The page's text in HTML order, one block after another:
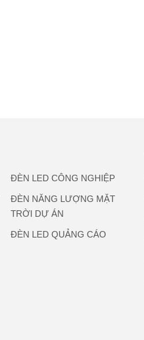
ĐÈN LED CÔNG NGHIỆP
ĐÈN NĂNG LƯỢNG MẶT
TRỜI DỰ ÁN
ĐÈN LED QUẢNG CÁO